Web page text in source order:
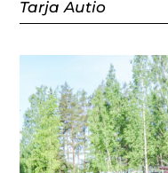
Tarja Autio